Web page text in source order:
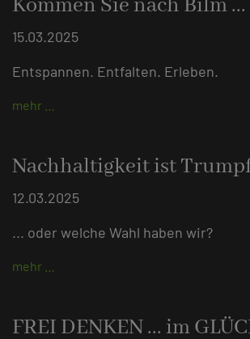
15.03.2025
Entspannen. Entfalten. Erleben.
mehr …
Nachhaltigkeit ist
12.03.2025
... oder welche Wahl haben wir?
mehr …
FREI DENKEN ... im